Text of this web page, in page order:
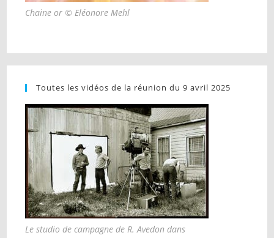
Chaine or © Eléonore Mehl
Toutes les vidéos de la réunion du 9 avril 2025
Le studio de campagne de R. Avedon dans